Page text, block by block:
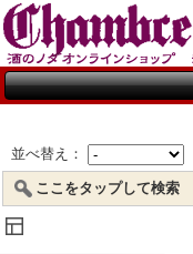
並べ替え：
ここをタップして検索